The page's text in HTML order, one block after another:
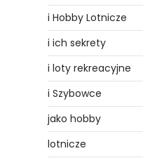
i Hobby Lotnicze
i ich sekrety
i loty rekreacyjne
i Szybowce
jako hobby
lotnicze